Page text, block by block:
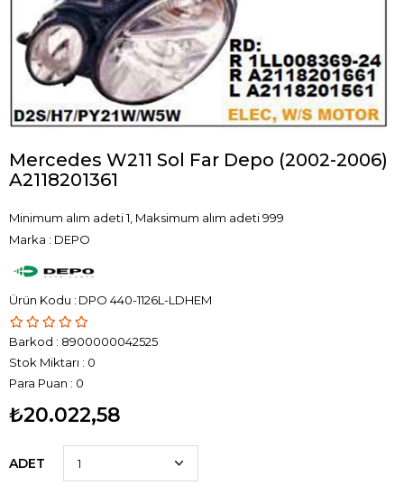
Mercedes W211 Sol Far Depo (2002-2006)
A2118201361
Minimum alım adeti 1, Maksimum alım adeti 999
Marka : DEPO
DPO 440-1126L-LDHEM
Barkod : 8900000042525
Stok Miktarı : 0
Para Puan : 0
₺20.022,58
ADET